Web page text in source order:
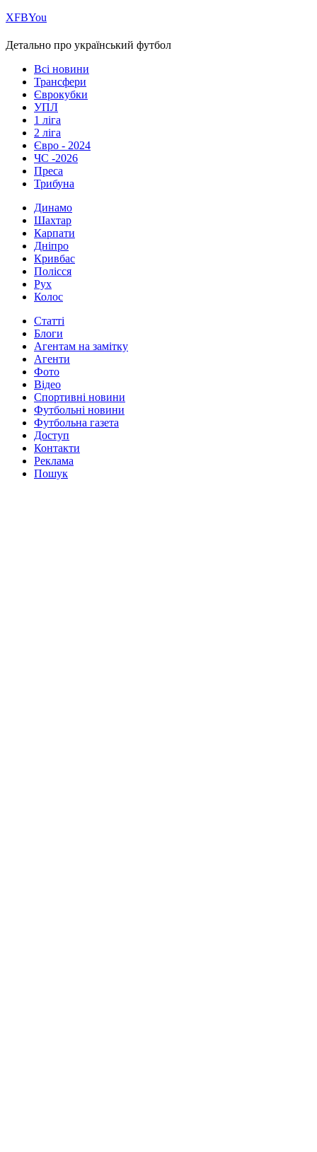
ХFBYou
Детально про український футбол
Всі новини
Трансфери
Єврокубки
УПЛ
1 ліга
2 ліга
Євро - 2024
ЧС -2026
Преса
Трибуна
Динамо
Шахтар
Карпати
Дніпро
Кривбас
Полісся
Рух
Колос
Статті
Блоги
Агентам на замітку
Агенти
Фото
Відео
Спортивні новини
Футбольні новини
Футбольна газета
Доступ
Контакти
Реклама
Пошук